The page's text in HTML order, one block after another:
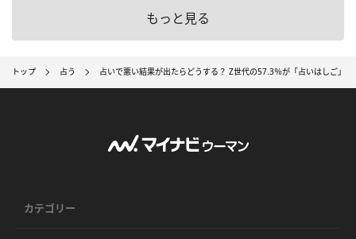
もっと見る
トップ 占う 占いで悪い結果が出たらどうする？ Z世代の57.3％が「占いはしご」
カテゴリー